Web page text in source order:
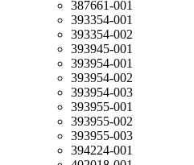
387661-001
393354-001
393354-002
393945-001
393954-001
393954-002
393954-003
393955-001
393955-002
393955-003
394224-001